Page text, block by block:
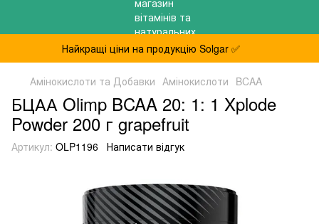
Найкращі ціни на продукцію Solgar ✅
Амінокислоти та Добавки Амінокислоти BCAA
БЦАА Olimp BCAA 20: 1: 1 Xplode
Powder 200 г grapefruit
Артикул: OLP1196 Написати відгук